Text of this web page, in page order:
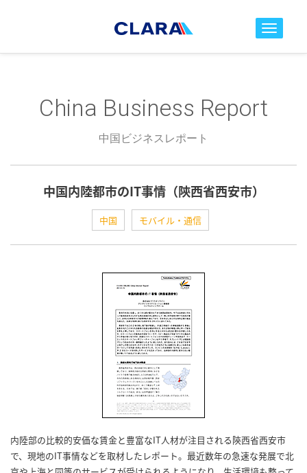
toggle
China Business Report
中国ビジネスレポート
中国内陸都市のIT事情（陝西省西安市）
中国 モバイル・通信
内陸部の比較的安価な賃金と豊富なIT人材が注目される陝西省西安市
で、現地のIT事情などを取材したレポート。最近数年の急速な発展で北